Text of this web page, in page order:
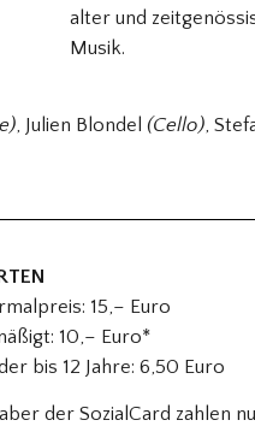
alter und
Musik.
, Julien Blondel (Cello),
15,– Euro
10,– Euro*
bis 12 Jahre: 6,50 Euro
der SozialCard zahlen